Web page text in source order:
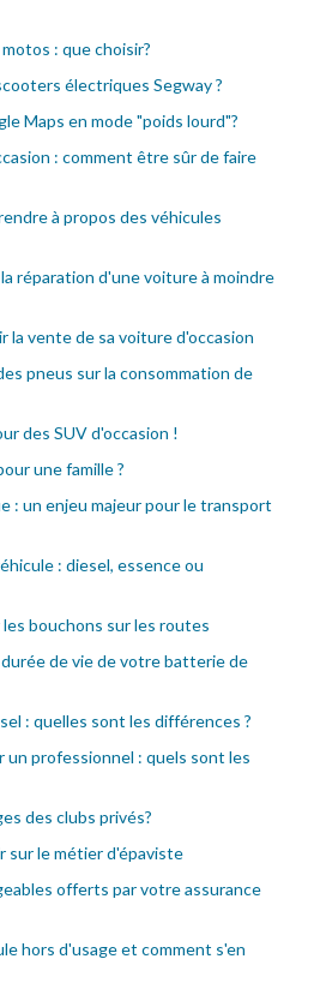
: que choisir?
électriques Segway ?
Maps en mode "poids lourd"?
: comment être sûr de faire
à propos des véhicules
réparation d'une voiture à moindre
la vente de sa voiture d'occasion
pneus sur la consommation de
des SUV d'occasion !
une famille ?
: un enjeu majeur pour le transport
: diesel, essence ou
bouchons sur les routes
de vie de votre batterie de
: quelles sont les différences ?
un professionnel : quels sont les
des clubs privés?
sur le métier d'épaviste
offerts par votre assurance
hors d'usage et comment s'en